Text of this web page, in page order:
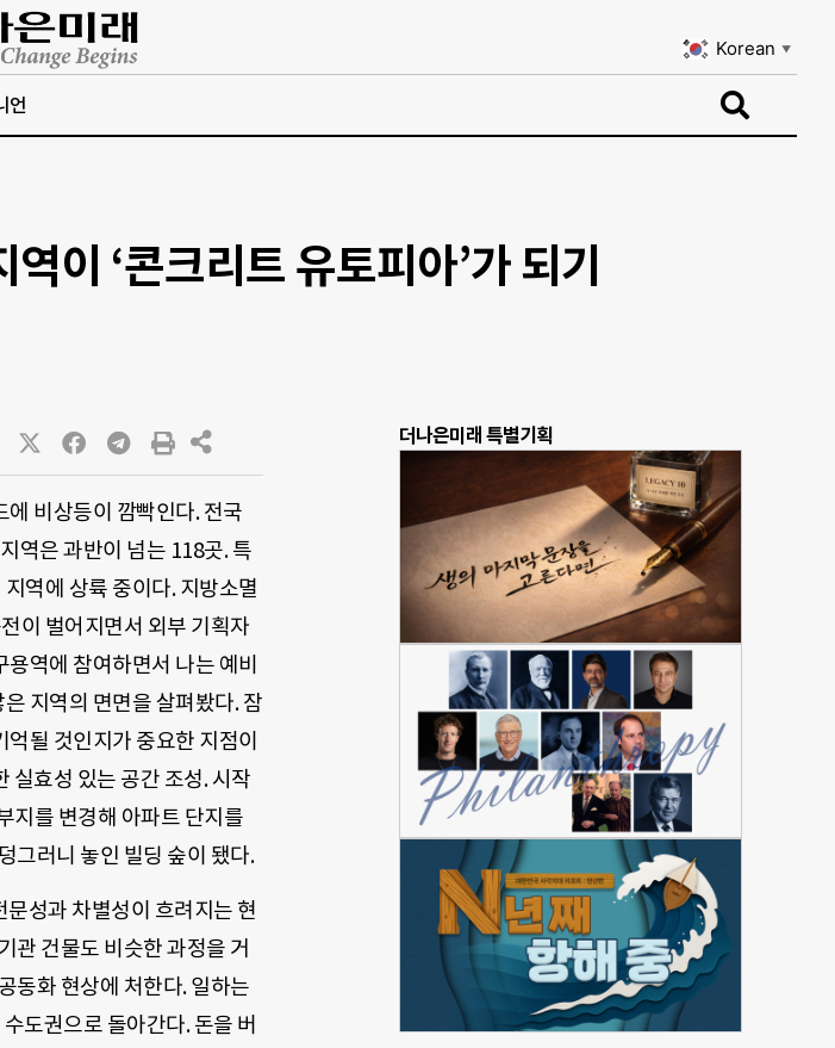
Korean ▼
언
이 ‘콘크리트 유토피아’가 되기
에 비상등이 깜빡인다. 전국
역은 과반이 넘는 118곳. 특
역에 상륙 중이다. 지방소멸
이 벌어지면서 외부 기획자
역에 참여하면서 나는 예비
지역의 면면을 살펴봤다. 잠
될 것인지가 중요한 지점이
실효성 있는 공간 조성. 시작
를 변경해 아파트 단지를
그러니 놓인 빌딩 숲이 됐다.
성과 차별성이 흐려지는 현
관 건물도 비슷한 과정을 거
동화 현상에 처한다. 일하는
도권으로 돌아간다. 돈을 버
더나은미래 특별기획